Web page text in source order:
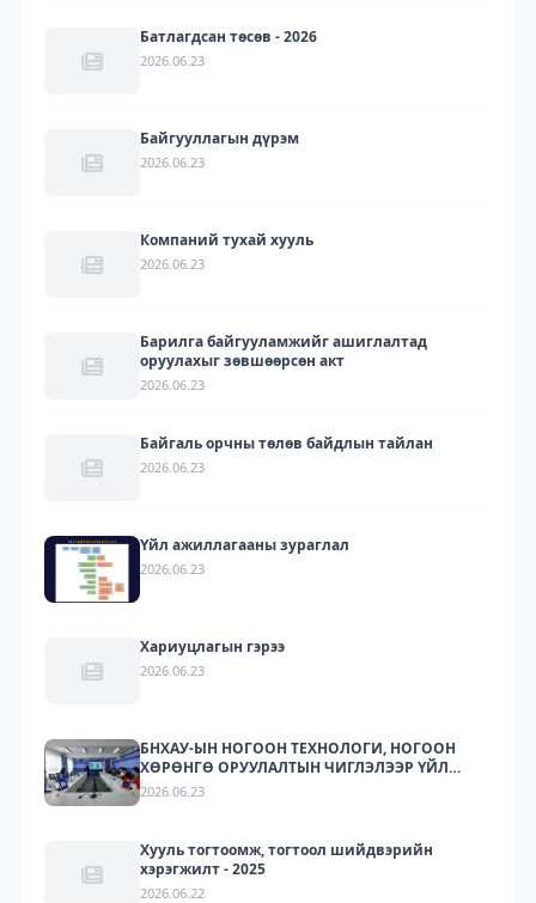
Батлагдсан төсөв - 2026
2026.06.23
Байгууллагын дүрэм
2026.06.23
Компаний тухай хууль
2026.06.23
Барилга байгууламжийг ашиглалтад
оруулахыг зөвшөөрсөн акт
2026.06.23
Байгаль орчны төлөв байдлын тайлан
2026.06.23
Үйл ажиллагааны зураглал
2026.06.23
Хариуцлагын гэрээ
2026.06.23
БНХАУ-ЫН НОГООН ТЕХНОЛОГИ, НОГООН
ХӨРӨНГӨ ОРУУЛАЛТЫН ЧИГЛЭЛЭЭР ҮЙЛ
АЖИЛЛАГАА ЯВУУЛДАГ ЛАРИТЕК ХХК-ЫН
2026.06.23
Хууль тогтоомж, тогтоол шийдвэрийн
хэрэгжилт - 2025
2026.06.22